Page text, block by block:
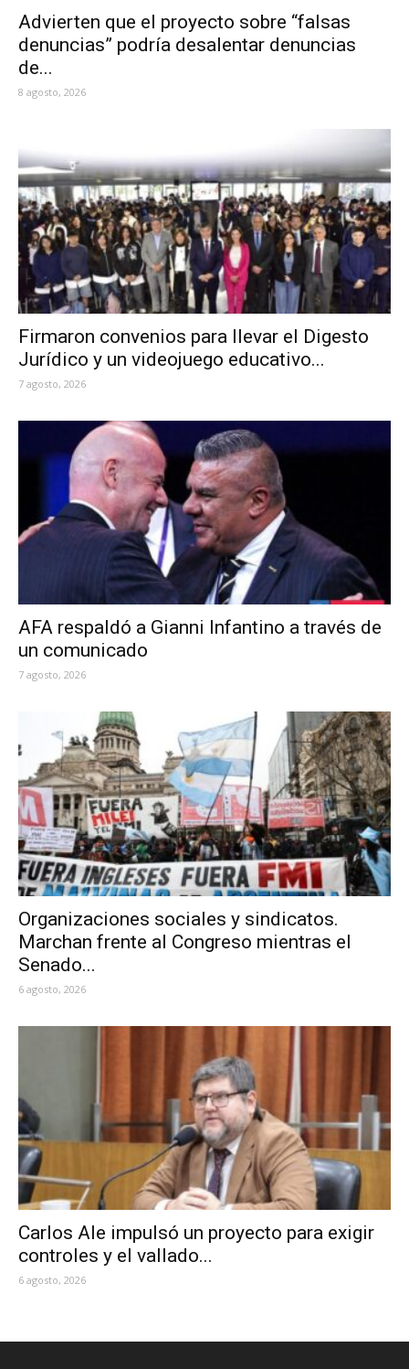
Advierten que el proyecto sobre “falsas
denuncias” podría desalentar denuncias
de...
8 agosto, 2026
Firmaron convenios para llevar el Digesto
Jurídico y un videojuego educativo...
7 agosto, 2026
AFA respaldó a Gianni Infantino a través de
un comunicado
7 agosto, 2026
Organizaciones sociales y sindicatos.
Marchan frente al Congreso mientras el
Senado...
6 agosto, 2026
Carlos Ale impulsó un proyecto para exigir
controles y el vallado...
6 agosto, 2026